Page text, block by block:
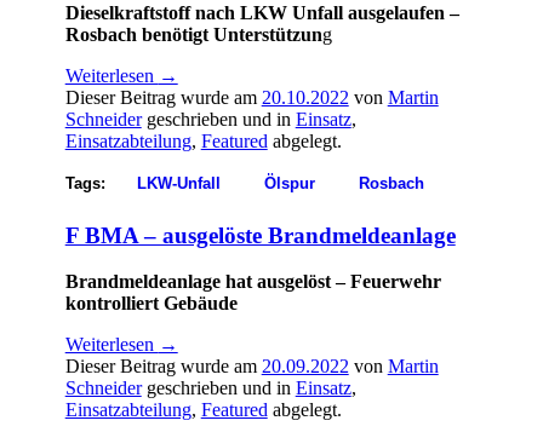
Dieselkraftstoff nach LKW Unfall ausgelaufen –
Rosbach benötigt Unterstützung
Weiterlesen →
Dieser Beitrag wurde am 20.10.2022 von Martin
Schneidergeschrieben und in Einsatz,
Einsatzabteilung, Featured abgelegt.
Tags: LKW-Unfall Ölspur Rosbach
F BMA – ausgelöste Brandmeldeanlage
Brandmeldeanlage hat ausgelöst – Feuerwehr
kontrolliert Gebäude
Weiterlesen →
Dieser Beitrag wurde am 20.09.2022 von Martin
Schneidergeschrieben und in Einsatz,
Einsatzabteilung, Featured abgelegt.